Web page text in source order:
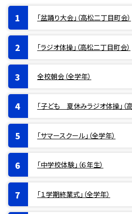
「盆踊り大会」（高松二丁目町会）
「ラジオ体操」（高松二丁目町会）
全校朝会（全学年）
「子ども 夏休みラジオ体操」（
「サマースクール」（全学年）
「中学校体験」（６年生）
「１学期終業式」（全学年）